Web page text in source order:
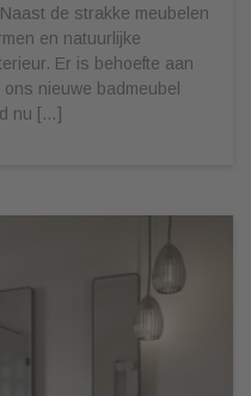
de strakke meubelen
en natuurlijke
Er is behoefte aan
nieuwe badmeubel
nu […]